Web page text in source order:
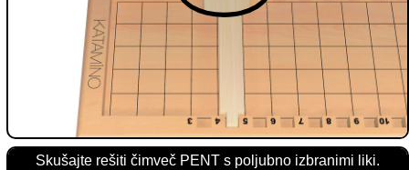
Skušajte rešiti čimveč PENT s poljubno izbranimi liki.